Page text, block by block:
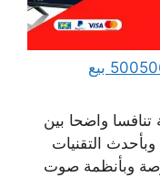
بيع تلفزيونات شاشات الكويت 50050623 بيع
تنافسا واضحا بين
التقنيات
متنوعة تصل 140و 150 بوصة وبأنظمة صوت